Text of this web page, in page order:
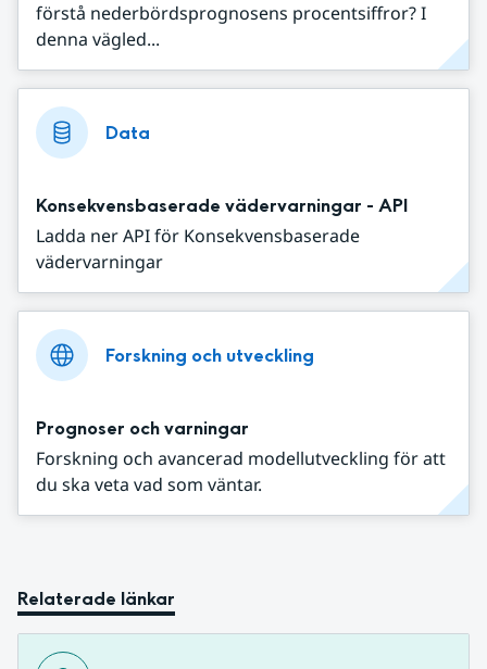
förstå nederbördsprognosens procentsiffror? I
denna vägled...
Data
Konsekvensbaserade vädervarningar - API
Ladda ner API för Konsekvensbaserade
vädervarningar
Forskning och utveckling
Prognoser och varningar
Forskning och avancerad modellutveckling för att
du ska veta vad som väntar.
Relaterade länkar